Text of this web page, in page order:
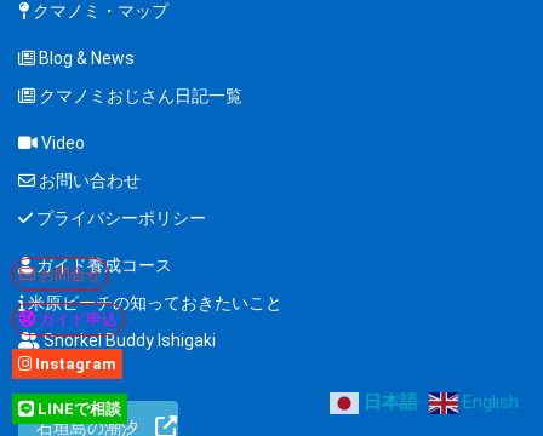
クマノミ・マップ
Blog & News
クマノミおじさん日記一覧
Video
お問い合わせ
プライバシーポリシー
ガイド養成コース
米原ビーチの知っておきたいこと
Snorkel Buddy Ishigaki
石垣島の潮汐
お問合せ
ガイド申込
Instagram
LINEで相談 日本語 English